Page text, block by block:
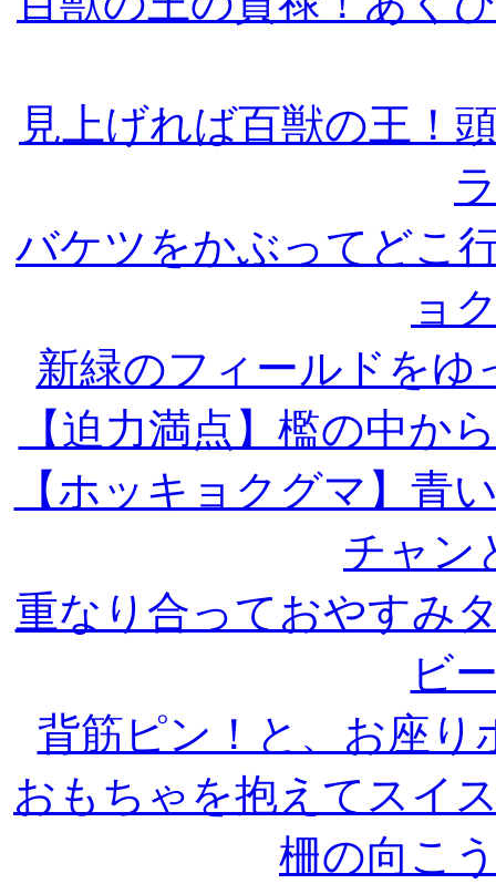
見上げれば百獣の王！
バケツをかぶってどこ
ョ
新緑のフィールドを
【迫力満点】檻の中か
【ホッキョクグマ】青
チャン
重なり合っておやすみ
ビ
背筋ピン！と、お座
おもちゃを抱えてスイ
柵の向こ